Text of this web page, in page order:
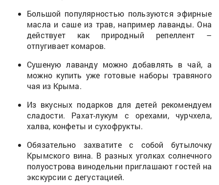
Большой популярностью пользуются эфирные
масла и саше из трав, например лаванды. Она
действует как природный репеллент –
отпугивает комаров.
Сушеную лаванду можно добавлять в чай, а
можно купить уже готовые наборы травяного
чая из Крыма.
Из вкусных подарков для детей рекомендуем
сладости. Рахат-лукум с орехами, чурчхела,
халва, конфеты и сухофрукты.
Обязательно захватите с собой бутылочку
Крымского вина. В разных уголках солнечного
полуострова винодельни приглашают гостей на
экскурсии с дегустацией.